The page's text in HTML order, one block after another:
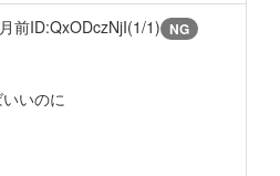
前ID:QxODczNjI(1/1) NG
いのに